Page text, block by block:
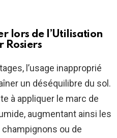
lors de l’Utilisation
Rosiers
l’usage inapproprié
un déséquilibre du sol.
à appliquer le marc de
augmentant ainsi les
ou de